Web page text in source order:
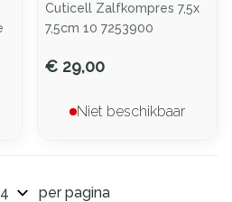
Cuticell Zalfkompres 7,5x
7,5cm 10 7253900
€ 29,00
Niet beschikbaar
per pagina